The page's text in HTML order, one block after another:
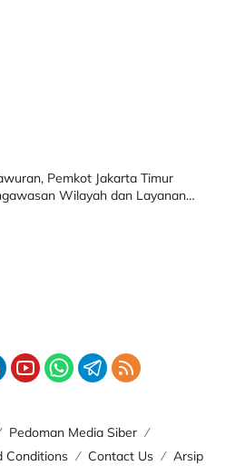
Pemkot Jakarta Timur
Wilayah dan Layanan
Pedoman Media Siber
Conditions Contact Us Arsip